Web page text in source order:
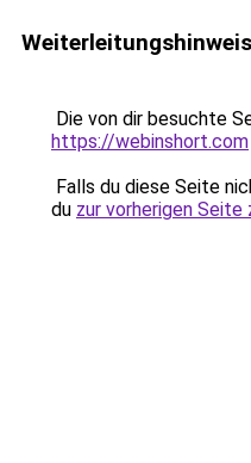
Weiterleitungshinweis
Die von dir besuchte
https://webinshort.com
Falls du diese Seite
du zur vorherigen Seite